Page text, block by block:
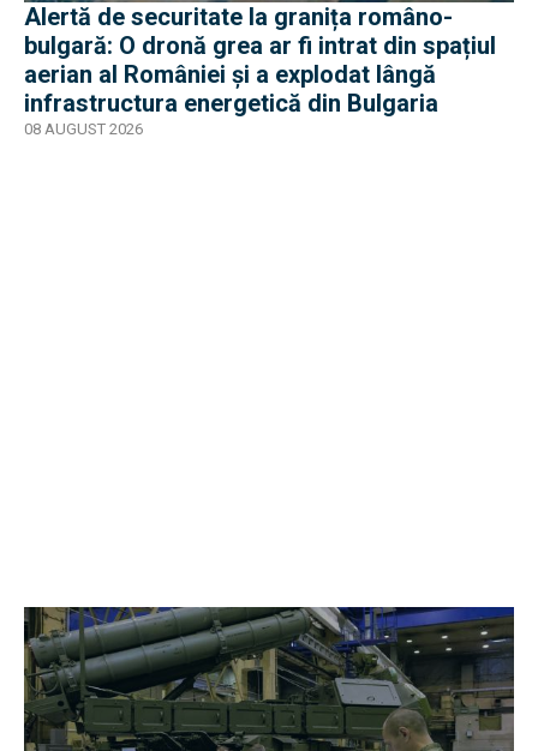
Alertă de securitate la granița româno-
bulgară: O dronă grea ar fi intrat din spațiul
aerian al României și a explodat lângă
infrastructura energetică din Bulgaria
08 AUGUST 2026